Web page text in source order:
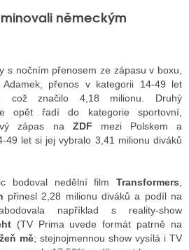
německým
s nočním přenosem ze zápasu v boxu,
přenos v kategorii 14-49 let
což značilo 4,18 milionu. Druhý
opět řadí do kategorie sportovní,
zápas na ZDF mezi Polskem a
49 let si jej vybralo 3,41 milionu diváků
bodoval nedělní film Transformers
přinesl 2,28 milionu diváků a podíl na
například s reality-show
(TV Prima uvede formát patrně na
mě; stejnojmennou show vysílá i TV